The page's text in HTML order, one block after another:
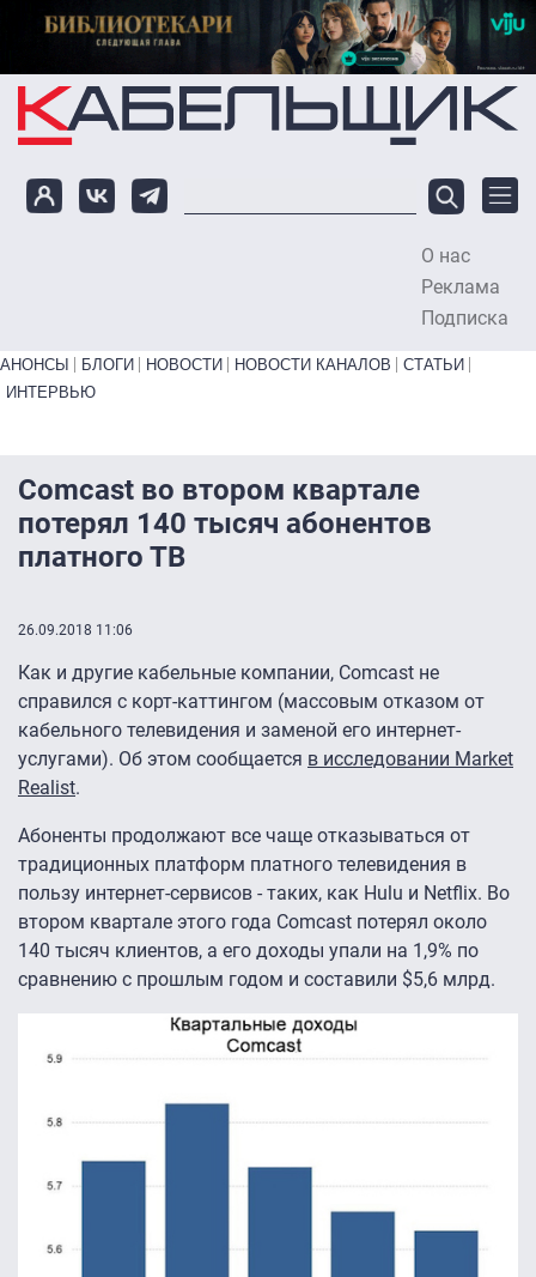
Перейти к основному содержанию
О нас
Реклама
Подписка
Primary links bottom
АНОНСЫ БЛОГИ НОВОСТИ НОВОСТИ КАНАЛОВ
СТАТЬИ
ИНТЕРВЬЮ
Comcast во втором квартале
потерял 140 тысяч абонентов
платного ТВ
26.09.2018 11:06
Как и другие кабельные компании, Comcast не
справился с корт-каттингом (массовым отказом от
кабельного телевидения и заменой его интернет-
услугами). Об этом сообщается в исследовании Market
Realist.
Абоненты продолжают все чаще отказываться от
традиционных платформ платного телевидения в
пользу интернет-сервисов - таких, как Hulu и Netflix. Во
втором квартале этого года Comcast потерял около
140 тысяч клиентов, а его доходы упали на 1,9% по
сравнению с прошлым годом и составили $5,6 млрд.